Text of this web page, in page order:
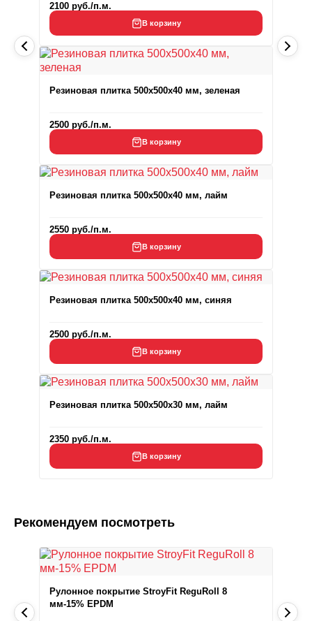
2100 руб./п.м.
В корзину
Резиновая плитка 500x500x40 мм, зеленая
2500 руб./п.м.
В корзину
Резиновая плитка 500x500x40 мм, лайм
2550 руб./п.м.
В корзину
Резиновая плитка 500x500x40 мм, синяя
2500 руб./п.м.
В корзину
Резиновая плитка 500x500x30 мм, лайм
2350 руб./п.м.
В корзину
Рекомендуем посмотреть
Рулонное покрытие StroyFit ReguRoll 8
мм-15% EPDM